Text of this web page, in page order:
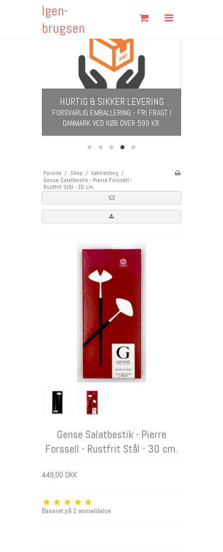
Igen-
brugsen
Om Igen-brugsen
Fortrydelsesformular
Åbningstider
DKK
HURTIG & SIKKER LEVERING
​​​​​​​FORSVARLIG EMBALLERING - FRI FRAGT I
DANMARK VED KØB OVER 599 KR.
RETRO
KITSCH & KLASSIKERE FRA 60'ERNE &
70'ERNE
Forside / Shop / Køkkenting /
Gense Salatbestik - Pierre Forssell -
Rustfrit Stål - 30 cm.
Gense Salatbestik - Pierre
Forssell - Rustfrit Stål - 30 cm.
449,00 DKK
Baseret på 1 anmeldelse